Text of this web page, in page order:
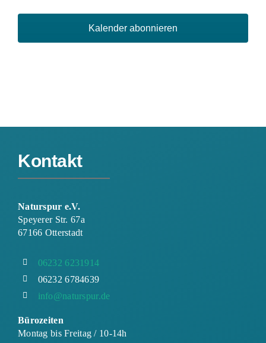
Kalender abonnieren
Kontakt
Naturspur e.V.
Speyerer Str. 67a
67166 Otterstadt
06232 6231914
06232 6784639
info@naturspur.de
Bürozeiten
Montag bis Freitag / 10-14h